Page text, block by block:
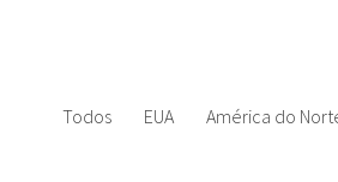
Todos EUA América do